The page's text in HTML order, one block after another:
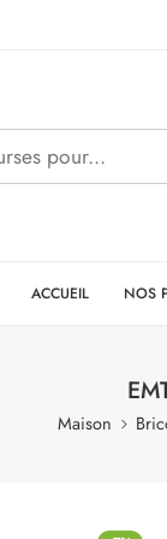
ACCUEIL NOS
Maison